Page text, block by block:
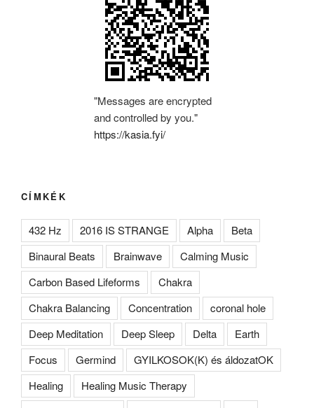
"Messages are encrypted
and controlled by you."
https://kasia.fyi/
CÍMKÉK
432 Hz 2016 IS STRANGE Alpha
Beta
Binaural Beats
Brainwave
Calming Music
Carbon Based Lifeforms
Chakra
Chakra Balancing
Concentration
coronal hole
Deep Meditation
Deep Sleep Delta
Earth
Focus
Germind
GYILKOSOK(K) és áldozatOK
Healing
Healing Music Therapy